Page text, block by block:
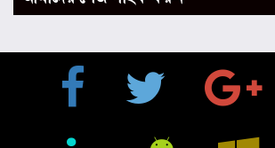
প্রতিষ্ঠানে রূপান্তরের আহ্বান ডা. জুবাইদা রহমানের
মুক্তিযুদ্ধে ইস্ট বেঙ্গল রেজিমেন্টের
অবিচ্ছেদ্য অধ্যায়: স্পিকার হাফিজ উদ্দিন আহমদ
শিক্ষা প্রতিষ্ঠান জ্ঞানের বাতিঘর, শিক্ষকরা সেই